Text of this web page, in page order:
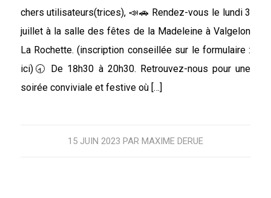
chers utilisateurs(trices), 📣🚗 Rendez-vous le lundi 3
juillet à la salle des fêtes de la Madeleine à Valgelon
La Rochette. (inscription conseillée sur le formulaire :
ici)🕣 De 18h30 à 20h30. Retrouvez-nous pour une
soirée conviviale et festive où […]
15 JUIN 2023 PAR MAXIME DERUE